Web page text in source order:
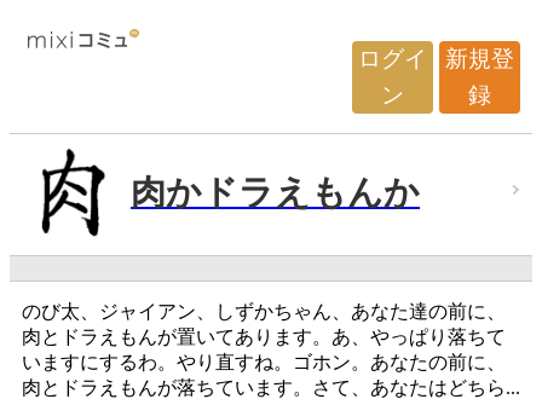
ログイ
ン
新規登
録
肉かドラえもんか
のび太、ジャイアン、しずかちゃん、あなた達の前に、
肉とドラえもんが置いてあります。あ、やっぱり落ちて
いますにするわ。やり直すね。ゴホン。あなたの前に、
肉とドラえもんが落ちています。さて、あなたはどちら...